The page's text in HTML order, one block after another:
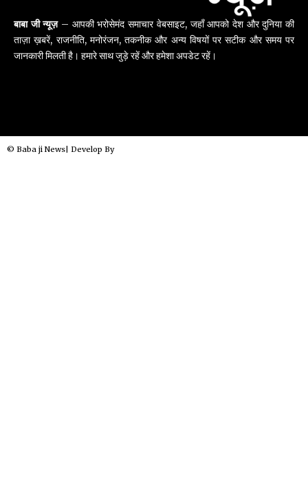
बाबा जी न्यूज़– आपकी भरोसेमंद समाचार वेबसाइट, जहाँ आपको देश और दुनिया की
ताज़ा ख़बरें, राजनीति, मनोरंजन, तकनीक और अन्य विषयों पर सटीक और समय पर
जानकारी मिलती है। हमारे साथ जुड़े रहें और हमेशा अपडेट रहें।
© Baba ji News| Develop By